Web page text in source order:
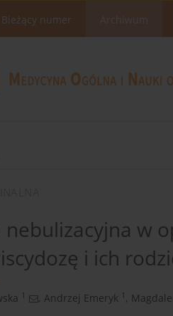
Bieżący numer Archiwum
nebulizacyjna w
i ich
1 , Andrzej Emeryk 1 ,